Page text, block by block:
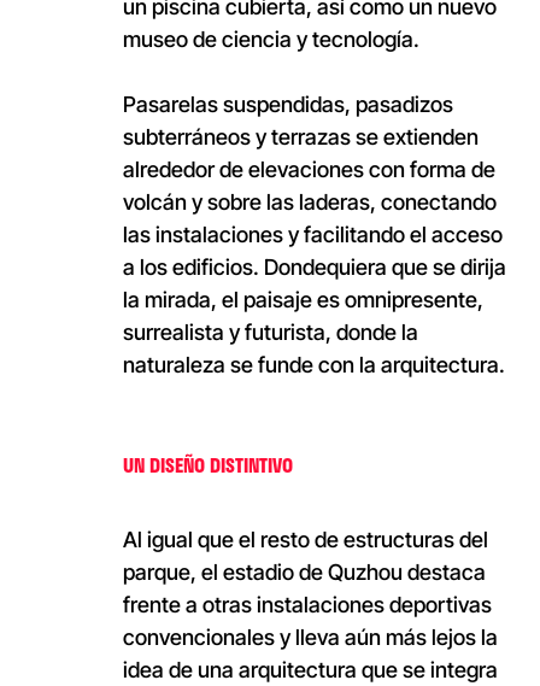
un piscina cubierta, así como un nuevo
museo de ciencia y tecnología.
Pasarelas suspendidas, pasadizos
subterráneos y terrazas se extienden
alrededor de elevaciones con forma de
volcán y sobre las laderas, conectando
las instalaciones y facilitando el acceso
a los edificios. Dondequiera que se dirija
la mirada, el paisaje es omnipresente,
surrealista y futurista, donde la
naturaleza se funde con la arquitectura.
UN DISEÑO DISTINTIVO
Al igual que el resto de estructuras del
parque, el estadio de Quzhou destaca
frente a otras instalaciones deportivas
convencionales y lleva aún más lejos la
idea de una arquitectura que se integra